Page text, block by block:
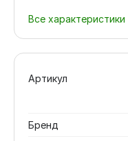
Все характеристики
Артикул
Бренд